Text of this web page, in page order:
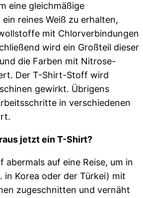
eine gleichmäßige
reines Weiß zu erhalten,
mit Chlorverbindungen
wird ein Großteil dieser
die Farben mit Nitrose-
Der T-Shirt-Stoff wird
gewirkt. Übrigens
in verschiedenen
jetzt ein T-Shirt?
abermals auf eine Reise, um in
in Korea oder der Türkei) mit
zugeschnitten und vernäht